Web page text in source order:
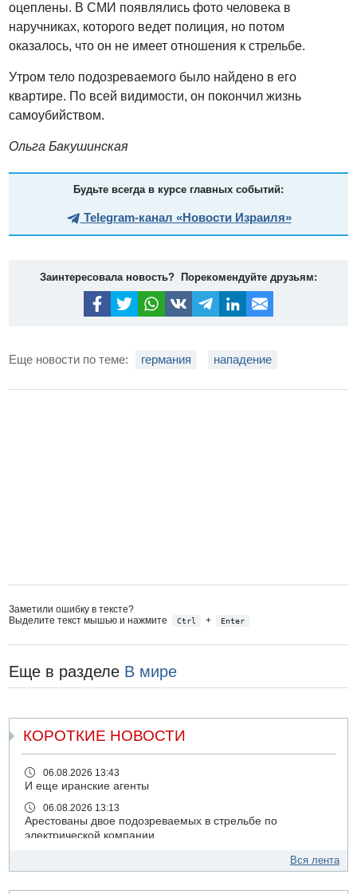
оцеплены. В СМИ появлялись фото человека в
наручниках, которого ведет полиция, но потом
оказалось, что он не имеет отношения к стрельбе.
Утром тело подозреваемого было найдено в его
квартире. По всей видимости, он покончил жизнь
самоубийством.
Ольга Бакушинская
Будьте всегда в курсе главных событий:
Telegram-канал «Новости Израиля»
Заинтересовала новость? Порекомендуйте друзьям:
Еще новости по теме: германия нападение
Заметили ошибку в тексте?
Выделите текст мышью и нажмите
Ctrl + Enter
Еще в разделе В мире
КОРОТКИЕ НОВОСТИ
06.08.2026 13:43
И еще иранские агенты
06.08.2026 13:13
Арестованы двое подозреваемых в стрельбе по
электрической компании
Возле Кирьят-Арбы пожар на местности
Вся лента